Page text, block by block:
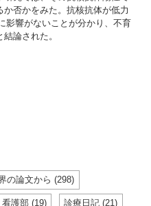
否かをみた。抗核抗体が低力
影響がないことが分かり、不育
論された。
の論文から (298)
看護部 (19) 診療日記 (21)